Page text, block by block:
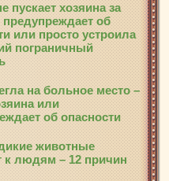
пускает хозяина за
предупреждает об
или просто устроила
пограничный
на больное место –
или
об опасности
животные
к людям – 12 причин